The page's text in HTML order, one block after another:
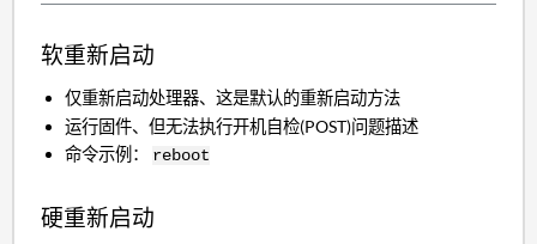
软重新启动
仅重新启动处理器、这是默认的重新启动方法
运行固件、但无法执行开机自检(POST)问题描述
命令示例： reboot
硬重新启动